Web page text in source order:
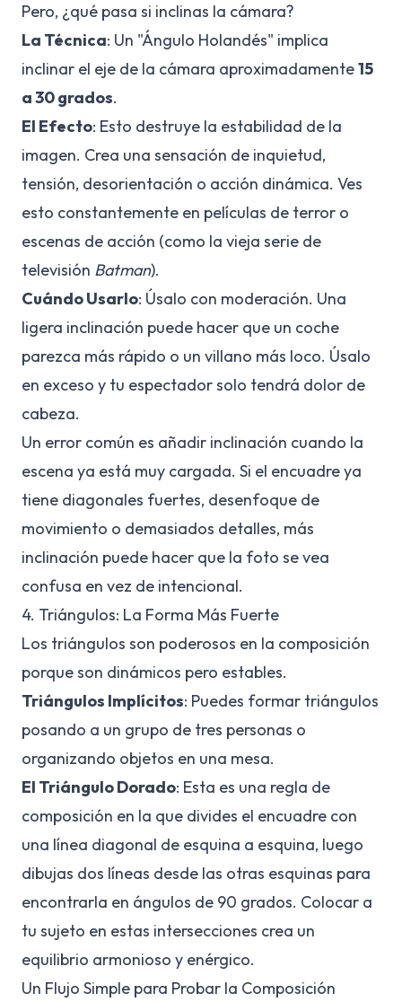
Pero, ¿qué pasa si inclinas la cámara?
La Técnica: Un "Ángulo Holandés" implica
inclinar el eje de la cámara aproximadamente15
a 30 grados.
El Efecto: Esto destruye la estabilidad de la
imagen. Crea una sensación de inquietud,
tensión, desorientación o acción dinámica. Ves
esto constantemente en películas de terror o
escenas de acción (como la vieja serie de
televisión Batman).
Cuándo Usarlo: Úsalo con moderación. Una
ligera inclinación puede hacer que un coche
parezca más rápido o un villano más loco. Úsalo
en exceso y tu espectador solo tendrá dolor de
cabeza.
Un error común es añadir inclinación cuando la
escena ya está muy cargada. Si el encuadre ya
tiene diagonales fuertes, desenfoque de
movimiento o demasiados detalles, más
inclinación puede hacer que la foto se vea
confusa en vez de intencional.
4. Triángulos: La Forma Más Fuerte
Los triángulos son poderosos en la composición
porque son dinámicos pero estables.
Triángulos Implícitos: Puedes formar triángulos
posando a un grupo de tres personas o
organizando objetos en una mesa.
El Triángulo Dorado: Esta es una regla de
composición en la que divides el encuadre con
una línea diagonal de esquina a esquina, luego
dibujas dos líneas desde las otras esquinas para
encontrarla en ángulos de 90 grados. Colocar a
tu sujeto en estas intersecciones crea un
equilibrio armonioso y enérgico.
Un Flujo Simple para Probar la Composición